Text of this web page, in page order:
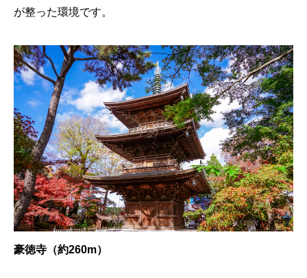
が整った環境です。
豪徳寺（約260m）